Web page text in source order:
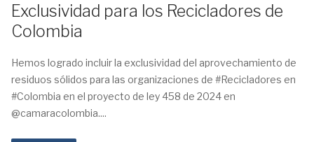
Exclusividad para los Recicladores de
Colombia
Hemos logrado incluir la exclusividad del aprovechamiento de
residuos sólidos para las organizaciones de #Recicladores en
#Colombia en el proyecto de ley 458 de 2024 en
@camaracolombia....